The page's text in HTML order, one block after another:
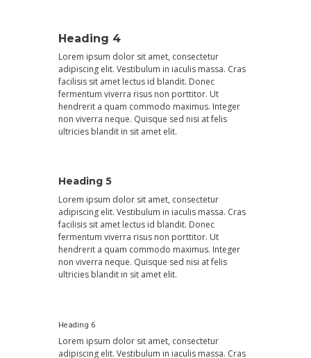
Heading 4
Lorem ipsum dolor sit amet, consectetur
adipiscing elit. Vestibulum in iaculis massa. Cras
facilisis sit amet lectus id blandit. Donec
fermentum viverra risus non porttitor. Ut
hendrerit a quam commodo maximus. Integer
non viverra neque. Quisque sed nisi at felis
ultricies blandit in sit amet elit.
Heading 5
Lorem ipsum dolor sit amet, consectetur
adipiscing elit. Vestibulum in iaculis massa. Cras
facilisis sit amet lectus id blandit. Donec
fermentum viverra risus non porttitor. Ut
hendrerit a quam commodo maximus. Integer
non viverra neque. Quisque sed nisi at felis
ultricies blandit in sit amet elit.
Heading 6
Lorem ipsum dolor sit amet, consectetur
adipiscing elit. Vestibulum in iaculis massa. Cras